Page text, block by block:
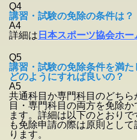
Q4
講習・試験の免除の条件は？
A4
詳細は 日本スポーツ協会ホ
Q5
講習・試験の免除条件を満
どのようにすれば良いの？
A5
共通科目か専門科目のどち
目・専門科目の両方を免除
ます。詳細は以下のとおり
も免除申請の際は原則とし
ります。